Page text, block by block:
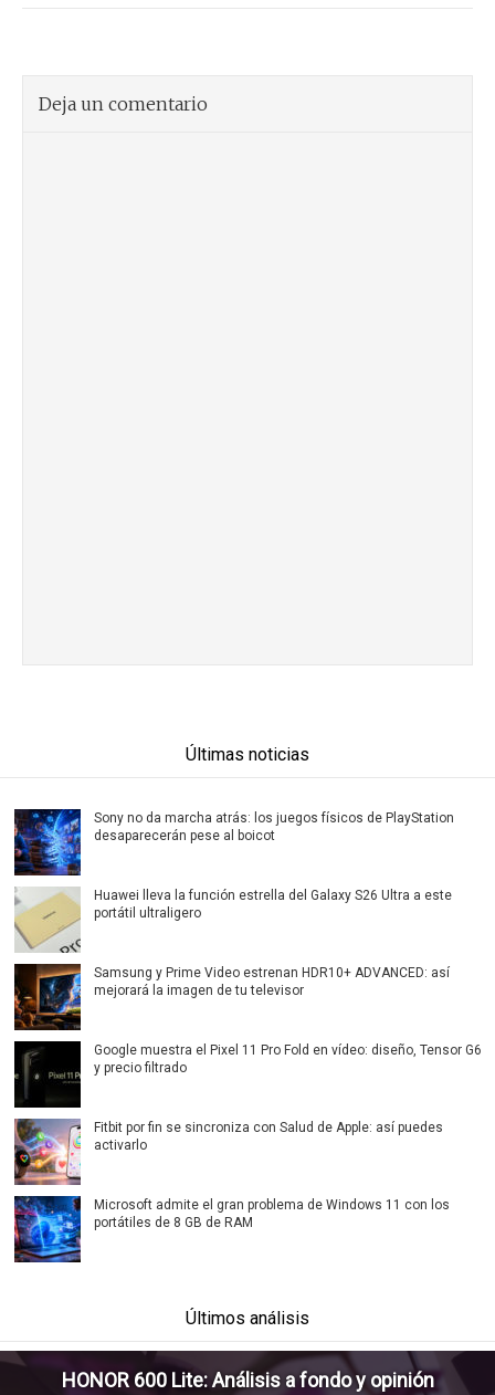
Deja un comentario
Últimas noticias
Sony no da marcha atrás: los juegos físicos de PlayStation
desaparecerán pese al boicot
Huawei lleva la función estrella del Galaxy S26 Ultra a este
portátil ultraligero
Samsung y Prime Video estrenan HDR10+ ADVANCED: así
mejorará la imagen de tu televisor
Google muestra el Pixel 11 Pro Fold en vídeo: diseño, Tensor G6
y precio filtrado
Fitbit por fin se sincroniza con Salud de Apple: así puedes
activarlo
Microsoft admite el gran problema de Windows 11 con los
portátiles de 8 GB de RAM
Últimos análisis
HONOR 600 Lite: Análisis a fondo y opinión